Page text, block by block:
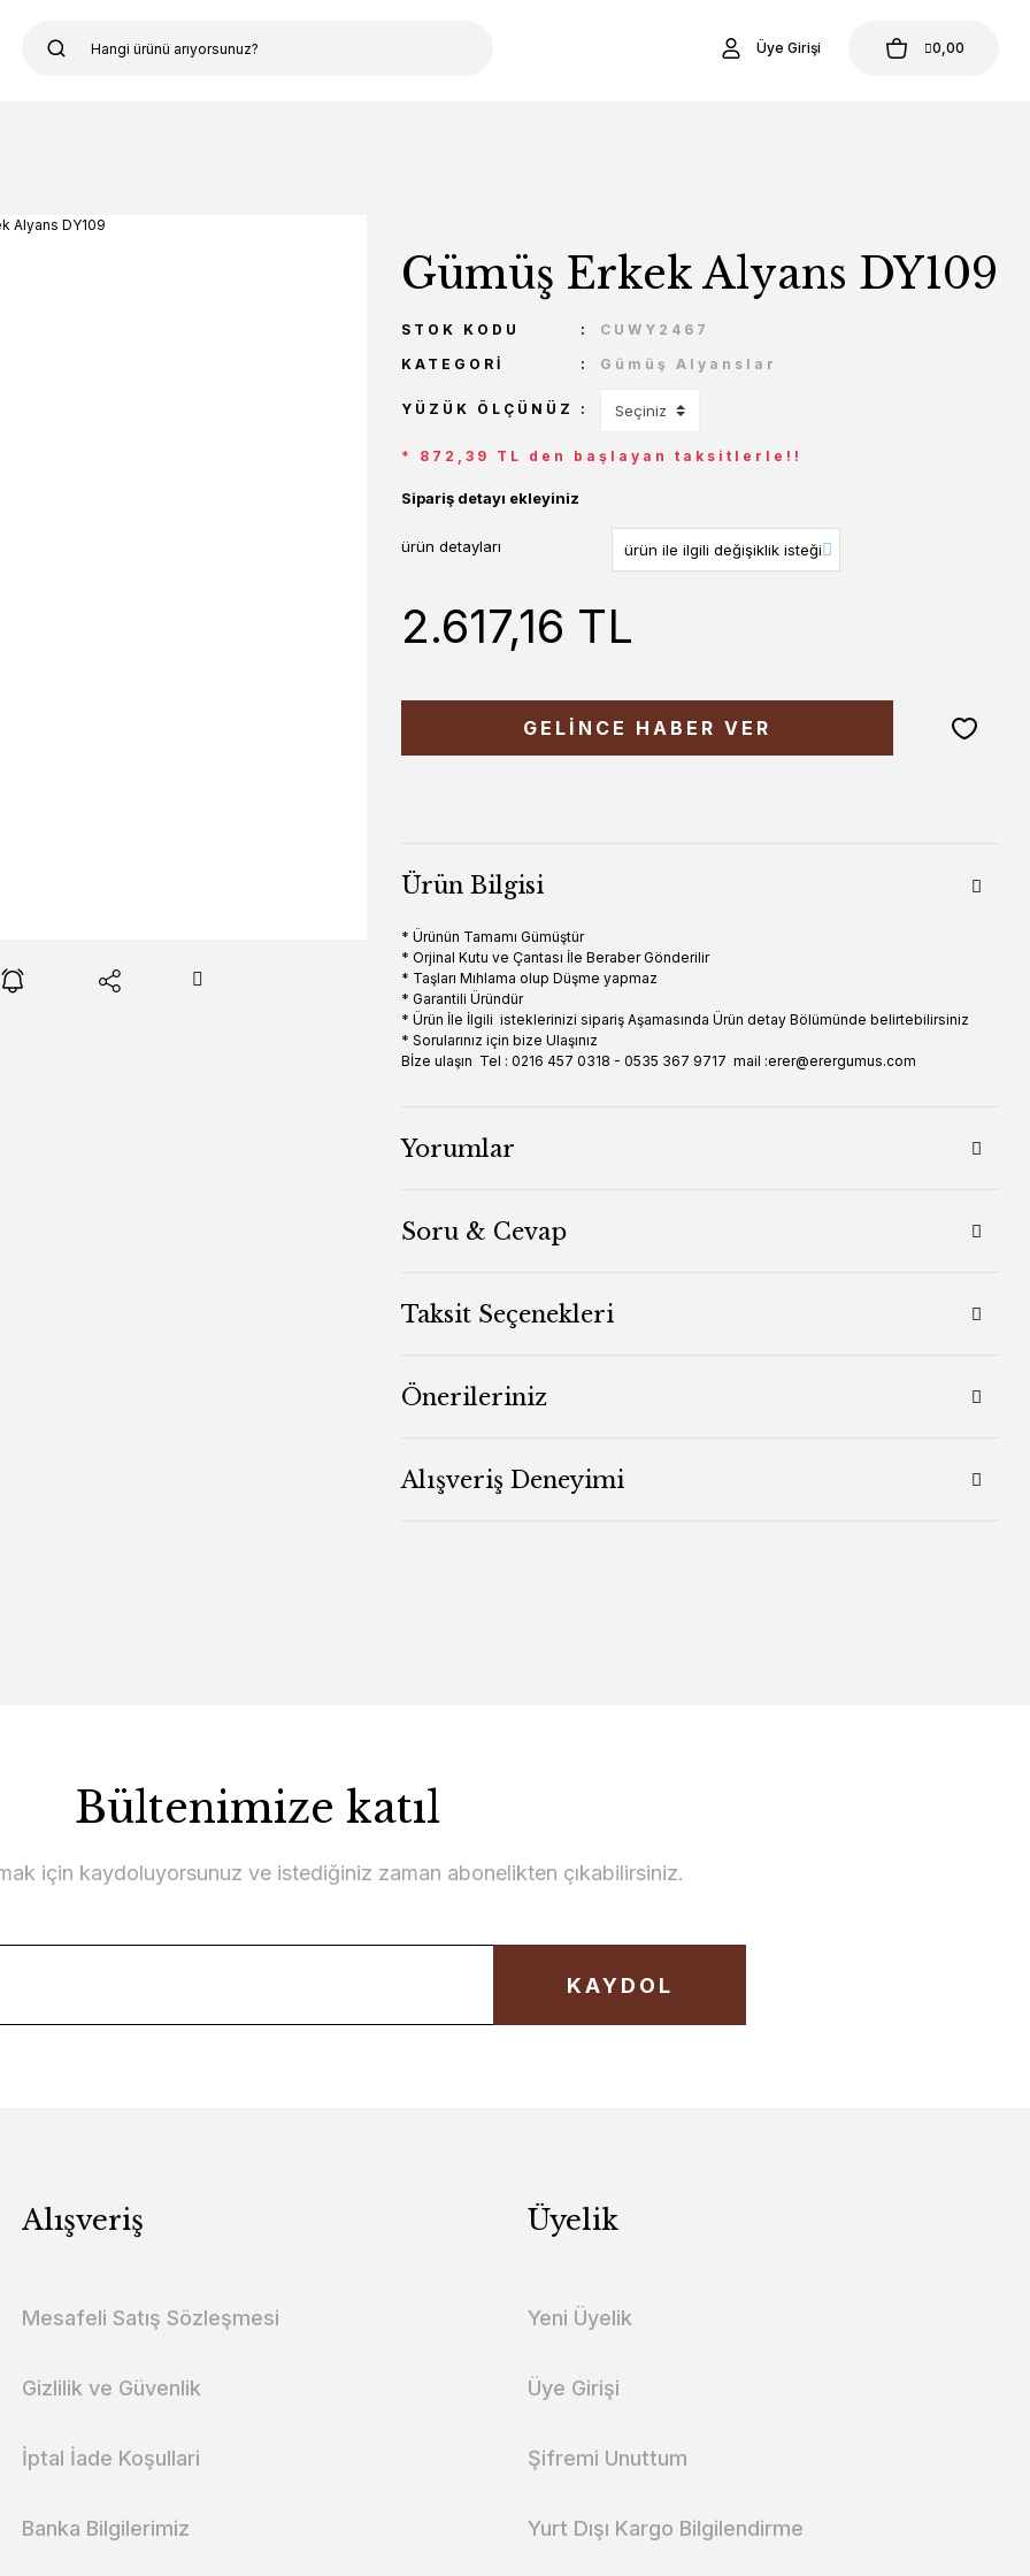
Üye Girişi 0,00
Gümüş Erkek Alyans DY109
STOK KODU
CUWY2467
KATEGORI
Gümüş Alyanslar
YÜZÜK ÖLÇÜNÜZ
* 872,39 TL den başlayan taksitlerle!!
Sipariş detayı ekleyiniz
ürün detayları
2.617,16 TL
GELİNCE HABER VER
Ürün Bilgisi
* Ürünün Tamamı Gümüştür
* Orjinal Kutu ve Çantası İle Beraber Gönderilir
* Taşları Mıhlama olup Düşme yapmaz
* Garantili Üründür
* Ürün İle İlgili isteklerinizi sipariş Aşamasında Ürün detay Bölümünde belirtebilirsiniz
* Sorularınız için bize Ulaşınız
Bİze ulaşın Tel : 0216 457 0318 - 0535 367 9717 mail :erer@erergumus.com
Yorumlar
Soru & Cevap
Taksit Seçenekleri
Önerileriniz
Alışveriş Deneyimi
Bültenimize katıl
için kaydoluyorsunuz ve istediğiniz zaman abonelikten çıkabilirsiniz.
KAYDOL
Alışveriş
Mesafeli Satış Sözleşmesi
Gizlilik ve Güvenlik
İptal İade Koşullari
Banka Bilgilerimiz
Üyelik
Yeni Üyelik
Üye Girişi
Şifremi Unuttum
Yurt Dışı Kargo Bilgilendirme